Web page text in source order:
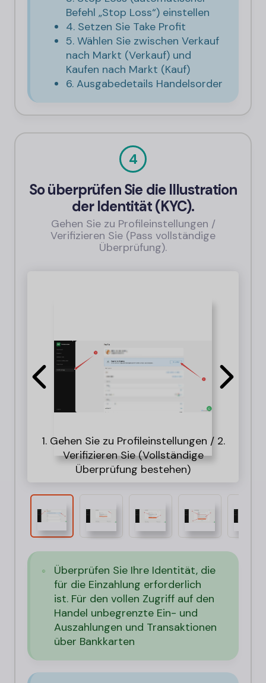
Befehl „Stop Loss“) einstellen
4. Setzen Sie Take Profit
5. Wählen Sie zwischen Verkauf
nach Markt (Verkauf) und
Kaufen nach Markt (Kauf)
6. Ausgabedetails Handelsorder
4
So überprüfen Sie die Illustration
der Identität (KYC).
Gehen Sie zu Profileinstellungen /
Verifizieren Sie (Pass vollständige
Überprüfung).
1. Gehen Sie zu Profileinstellungen / 2.
Verifizieren Sie (Vollständige
Überprüfung bestehen)
Überprüfen Sie Ihre Identität, die
für die Einzahlung erforderlich
ist. Für den vollen Zugriff auf den
Handel unbegrenzte Ein- und
Auszahlungen und Transaktionen
über Bankkarten